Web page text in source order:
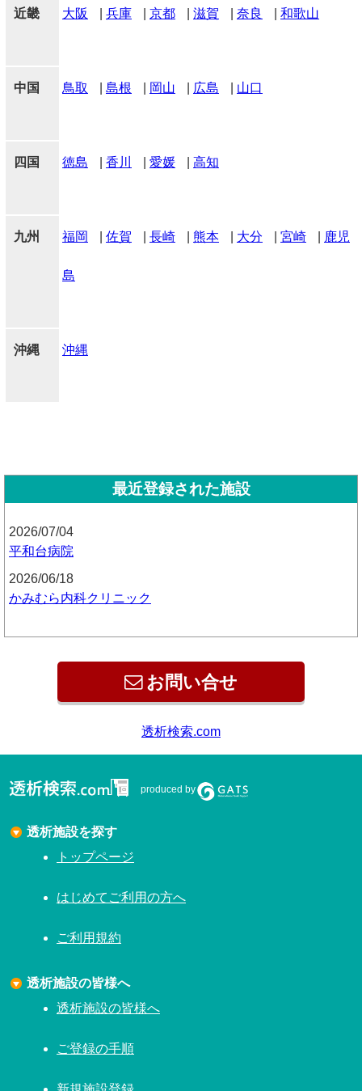
近畿 大阪 兵庫 京都 滋賀 奈良 和歌山
中国 鳥取 島根 岡山 広島 山口
四国 徳島 香川 愛媛 高知
九州 福岡 佐賀 長崎 熊本 大分 宮崎 鹿児
島
沖縄 沖縄
最近登録された施設
2026/07/04
平和台病院
2026/06/18
かみむら内科クリニック
お問い合せ
透析検索.com
produced by
透析施設を探す
トップページ
はじめてご利用の方へ
ご利用規約
透析施設の皆様へ
透析施設の皆様へ
ご登録の手順